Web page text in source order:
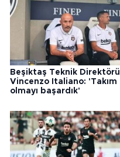
Beşiktaş Teknik Direktörü
Vincenzo Italiano: 'Takım
olmayı başardık'